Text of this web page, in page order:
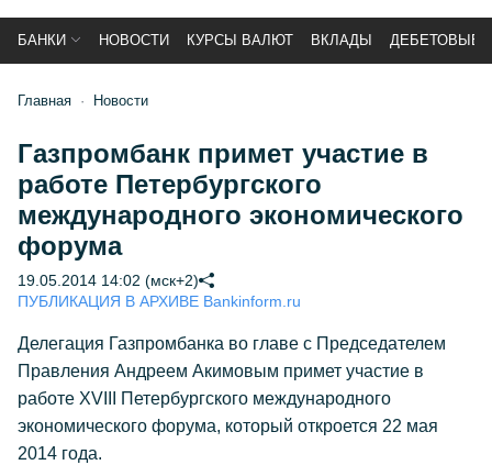
БАНКИ НОВОСТИ КУРСЫ ВАЛЮТ ВКЛАДЫ ДЕБЕТОВЫЕ
Главная Новости
Газпромбанк примет участие в
работе Петербургского
международного экономического
форума
19.05.2014 14:02 (мск+2)
ПУБЛИКАЦИЯ В АРХИВЕ Bankinform.ru
Делегация Газпромбанка во главе с Председателем
Правления Андреем Акимовым примет участие в
работе XVIII Петербургского международного
экономического форума, который откроется 22 мая
2014 года.